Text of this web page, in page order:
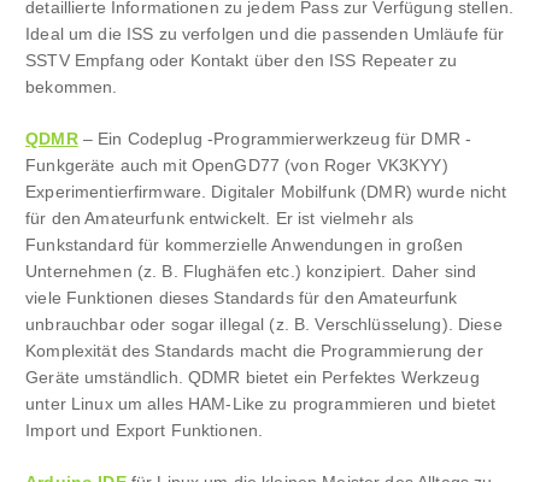
detaillierte Informationen zu jedem Pass zur Verfügung stellen.
Ideal um die ISS zu verfolgen und die passenden Umläufe für
SSTV Empfang oder Kontakt über den ISS Repeater zu
bekommen.
QDMR– Ein Codeplug -Programmierwerkzeug für DMR -
Funkgeräte auch mit OpenGD77 (von Roger VK3KYY)
Experimentierfirmware. Digitaler Mobilfunk (DMR) wurde nicht
für den Amateurfunk entwickelt. Er ist vielmehr als
Funkstandard für kommerzielle Anwendungen in großen
Unternehmen (z. B. Flughäfen etc.) konzipiert. Daher sind
viele Funktionen dieses Standards für den Amateurfunk
unbrauchbar oder sogar illegal (z. B. Verschlüsselung). Diese
Komplexität des Standards macht die Programmierung der
Geräte umständlich. QDMR bietet ein Perfektes Werkzeug
unter Linux um alles HAM-Like zu programmieren und bietet
Import und Export Funktionen.